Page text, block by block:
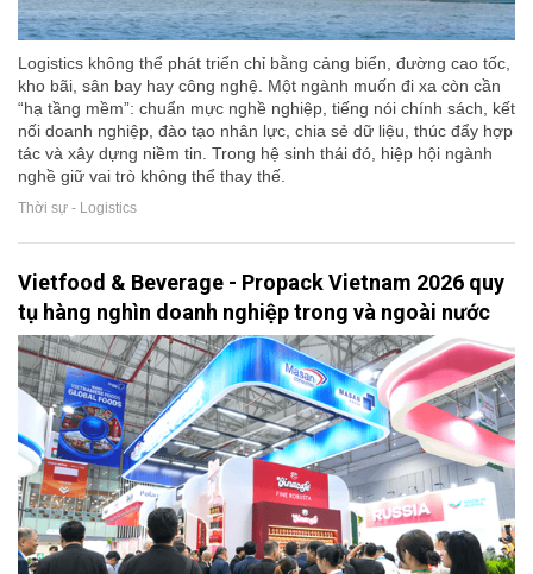
Logistics không thể phát triển chỉ bằng cảng biển, đường cao tốc,
kho bãi, sân bay hay công nghệ. Một ngành muốn đi xa còn cần
“hạ tầng mềm”: chuẩn mực nghề nghiệp, tiếng nói chính sách, kết
nối doanh nghiệp, đào tạo nhân lực, chia sẻ dữ liệu, thúc đẩy hợp
tác và xây dựng niềm tin. Trong hệ sinh thái đó, hiệp hội ngành
nghề giữ vai trò không thể thay thế.
Thời sự - Logistics
Vietfood & Beverage - Propack Vietnam 2026 quy
tụ hàng nghìn doanh nghiệp trong và ngoài nước